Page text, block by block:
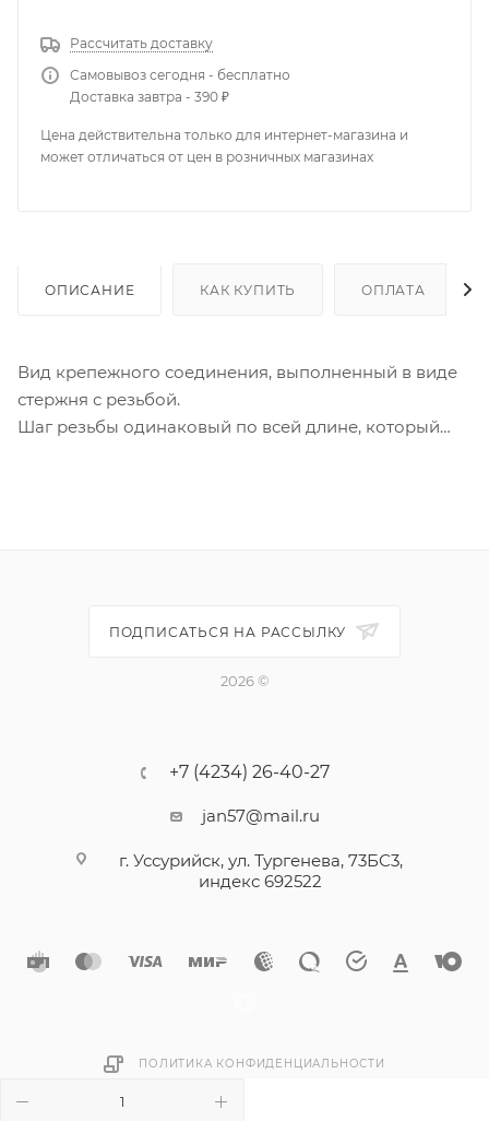
Рассчитать доставку
Самовывоз сегодня - бесплатно
Доставка завтра - 390 ₽
Цена действительна только для интернет-магазина и
может отличаться от цен в розничных магазинах
ОПИСАНИЕ КАК КУПИТЬ ОПЛАТА
Вид крепежного соединения, выполненный в виде
стержня с резьбой.
Шаг резьбы одинаковый по всей длине, который
ПОДПИСАТЬСЯ НА РАССЫЛКУ
2026 ©
+7 (4234) 26-40-27
jan57@mail.ru
г. Уссурийск, ул. Тургенева, 73БС3,
индекс 692522
ПОЛИТИКА КОНФИДЕНЦИАЛЬНОСТИ